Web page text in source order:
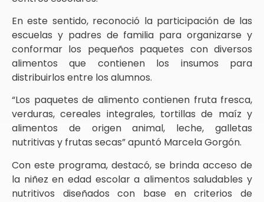
En este sentido, reconoció la participación de las
escuelas y padres de familia para organizarse y
conformar los pequeños paquetes con diversos
alimentos que contienen los insumos para
distribuirlos entre los alumnos.
“Los paquetes de alimento contienen fruta fresca,
verduras, cereales integrales, tortillas de maíz y
alimentos de origen animal, leche, galletas
nutritivas y frutas secas” apuntó Marcela Gorgón.
Con este programa, destacó, se brinda acceso de
la niñez en edad escolar a alimentos saludables y
nutritivos diseñados con base en criterios de